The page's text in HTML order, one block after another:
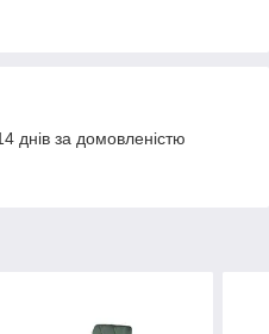
днів за домовленістю